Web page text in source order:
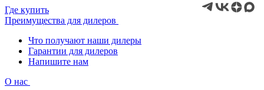
Где купить
Преимущества для дилеров
Что получают наши дилеры
Гарантии для дилеров
Напишите нам
О нас